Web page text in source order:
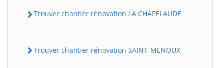
Trouver chantier rénovation LA CHAPELAUDE
Trouver chantier rénovation SAINT-MENOUX